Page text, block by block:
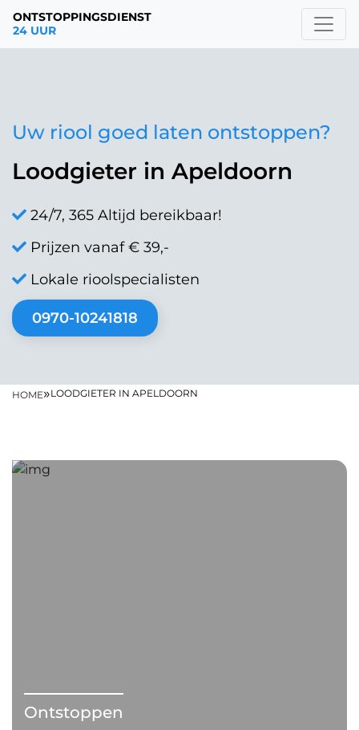
ONTSTOPPINGSDIENST
24 UUR
Uw riool goed laten ontstoppen?
Loodgieter in Apeldoorn
24/7, 365 Altijd bereikbaar!
Prijzen vanaf € 39,-
Lokale rioolspecialisten
0970-10241818
HOME»LOODGIETER IN APELDOORN
Ontstoppen